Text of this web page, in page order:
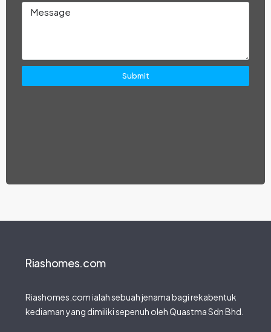
Submit
Riashomes.com
Riashomes.com ialah sebuah jenama bagi rekabentuk
kediaman yang dimiliki sepenuh oleh Quastma Sdn Bhd.